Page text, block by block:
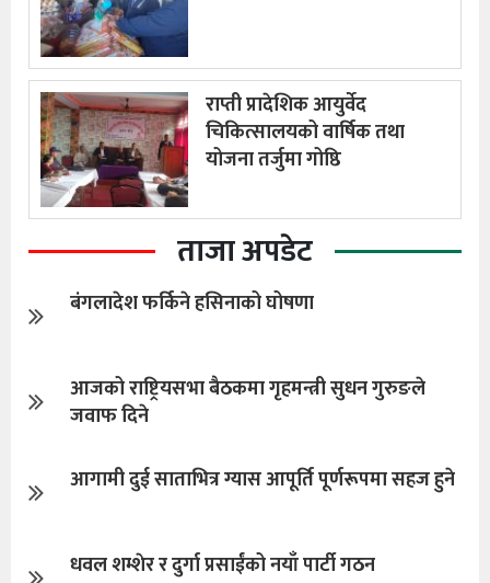
राप्ती प्रादेशिक आयुर्वेद
चिकित्सालयको वार्षिक तथा
योजना तर्जुमा गोष्ठि
ताजा अपडेट
बंगलादेश फर्किने हसिनाको घोषणा
आजको राष्ट्रियसभा बैठकमा गृहमन्त्री सुधन गुरुङले
जवाफ दिने
आगामी दुई साताभित्र ग्यास आपूर्ति पूर्णरूपमा सहज हुने
धवल शम्शेर र दुर्गा प्रसाईंको नयाँ पार्टी गठन